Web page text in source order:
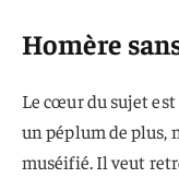
Homère
Le cœur du sujet
un péplum de plus,
muséifié. Il veut